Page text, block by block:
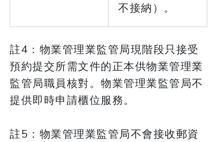
不接納）。
註4：物業管理業監管局現階段只接受
預約提交所需文件的正本供物業管理業
監管局職員核對。物業管理業監管局不
提供即時申請櫃位服務。
註5：物業管理業監管局不會接收郵資